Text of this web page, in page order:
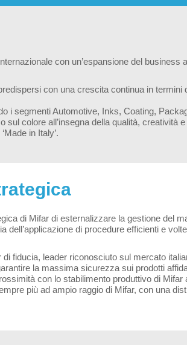
con un’espansione del business
con una crescita continua in termini
i segmenti Automotive, Inks, Coating,
colore all’insegna della qualità, creatività e
in Italy’.
di Mifar di esternalizzare la gestione del
dell’applicazione di procedure efficienti e
fiducia, leader riconosciuto sul mercato
la massima sicurezza sui prodotti
con lo stabilimento produttivo di
più ad ampio raggio di Mifar, con una